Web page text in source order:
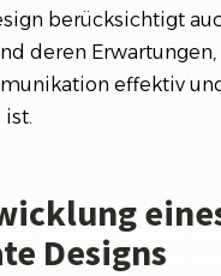
berücksichtigt
deren Erwartungen,
effektiv
ist.
Designs